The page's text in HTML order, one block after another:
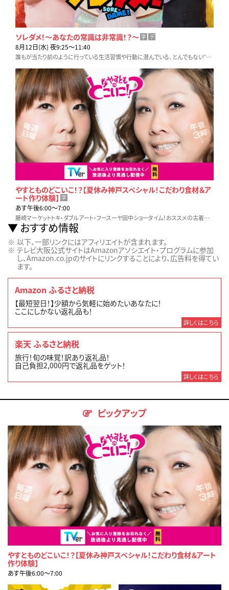
ソレダメ！～あなたの常識は非常識！？～ 字 デ
8月12日(水) 夜9:25〜11:40
誰もが当たり前のように行っている生活習慣や行動に潜んでいる、とんでもない“間違い”に「ソレダメ！」する情報エンターテインメント番組！！
やすとものどこいこ！？【夏休み神戸スペシャル！こだわり食材＆ア
ート作り体験】 字
あす午後6:00〜7:00
藤崎マーケットトキ・ダブルアート・フースーヤ田中ショータイム！おススメの古着店でファッション選び！三宮デパ地下で厳選食材購入！観葉植物を育てるテラリウムに挑戦！
おすすめ情報
以下、一部リンクにはアフィリエイトが含まれます。
テレビ大阪公式サイトはAmazonアソシエイト・プログラムに参加
し、Amazon.co.jpのサイトにリンクすることにより、広告料を得てい
ます。
Amazon ふるさと納税
【最短翌日！】少額から気軽に始めたいあなたに！
ここにしかない返礼品も！
詳しくはこちら
楽天 ふるさと納税
旅行！旬の味覚！訳あり返礼品！
自己負担2,000円で返礼品をゲット！
詳しくはこちら
ピックアップ
やすとものどこいこ！？【夏休み神戸スペシャル！こだわり食材＆アート
作り体験】
あす午後6:00〜7:00